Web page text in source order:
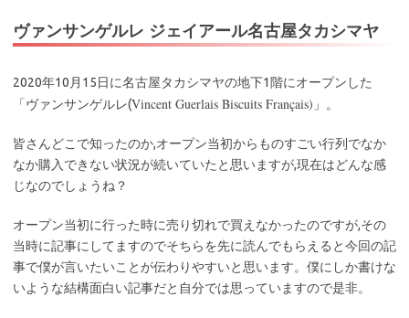
ヴァンサンゲルレ ジェイアール名古屋タカシマヤ
2020年10月15日に名古屋タカシマヤの地下1階にオープンした
「ヴァンサンゲルレ(Vincent Guerlais Biscuits Français) 」。
皆さんどこで知ったのか,オープン当初からものすごい行列でなか
なか購入できない状況が続いていたと思いますが,現在はどんな感
じなのでしょうね？
オープン当初に行った時に売り切れで買えなかったのですが,その
当時に記事にしてますのでそちらを先に読んでもらえると今回の記
事で僕が言いたいことが伝わりやすいと思います。僕にしか書けな
いような結構面白い記事だと自分では思っていますので是非。